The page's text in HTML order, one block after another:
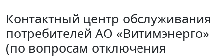
Контактный центр обслуживания
потребителей АО «Витимэнерго»
(по вопросам отключения